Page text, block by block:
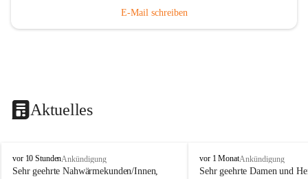
E-Mail schreiben
Aktuelles
N
a
vor 10 StundenAnkündigung
Sehr geehrte Nahwärmekunden/Innen,
N
a
vor 1 MonatAnkündigung
Sehr geehrte Damen und